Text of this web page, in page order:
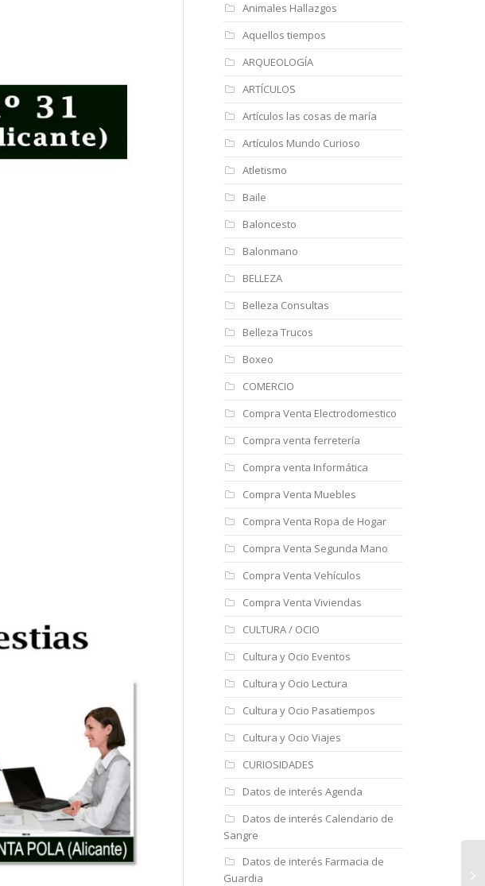
Animales Hallazgos
Aquellos tiempos
ARQUEOLOGÍA
ARTÍCULOS
Artículos las cosas de maría
Artículos Mundo Curioso
Atletismo
Baile
Baloncesto
Balonmano
BELLEZA
Belleza Consultas
Belleza Trucos
Boxeo
COMERCIO
Compra Venta Electrodomestico
Compra venta ferretería
Compra venta Informática
Compra Venta Muebles
Compra Venta Ropa de Hogar
Compra Venta Segunda Mano
Compra Venta Vehículos
Compra Venta Viviendas
CULTURA / OCIO
Cultura y Ocio Eventos
Cultura y Ocio Lectura
Cultura y Ocio Pasatiempos
Cultura y Ocio Viajes
CURIOSIDADES
Datos de interés Agenda
Datos de interés Calendario de
Sangre
Datos de interés Farmacia de
Guardia